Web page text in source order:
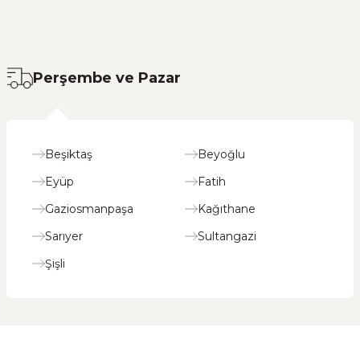
YENİ
Perşembe ve Pazar
Beşiktaş
Beyoğlu
Eyüp
Fatih
Gaziosmanpaşa
Kağıthane
Sarıyer
Sultangazi
Şişli